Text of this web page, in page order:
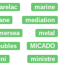
marine
mediation
metal
MICADO
ministre